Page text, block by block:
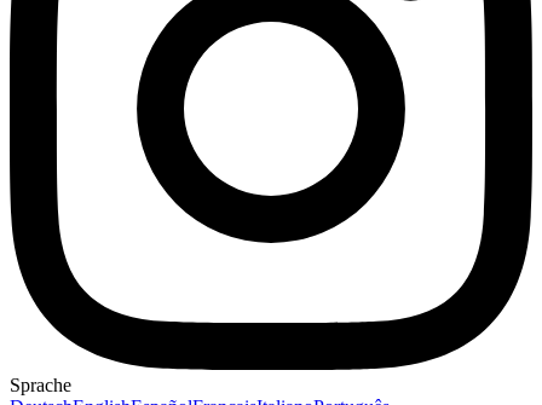
Sprache